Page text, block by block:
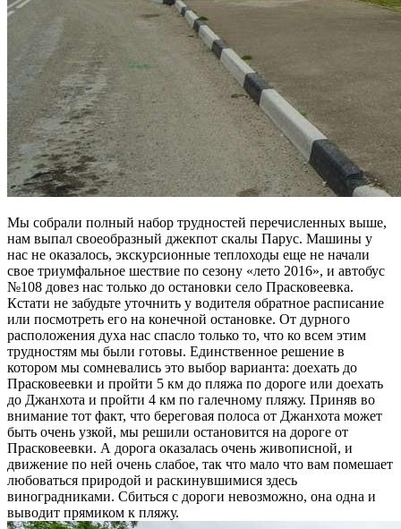
Мы собрали полный набор трудностей перечисленных выше,
нам выпал своеобразный джекпот скалы Парус. Машины у
нас не оказалось, экскурсионные теплоходы еще не начали
свое триумфальное шествие по сезону «лето 2016», и автобус
№108 довез нас только до остановки село Прасковеевка.
Кстати не забудьте уточнить у водителя обратное расписание
или посмотреть его на конечной остановке. От дурного
расположения духа нас спасло только то, что ко всем этим
трудностям мы были готовы. Единственное решение в
котором мы сомневались это выбор варианта: доехать до
Прасковеевки и пройти 5 км до пляжа по дороге или доехать
до Джанхота и пройти 4 км по галечному пляжу. Приняв во
внимание тот факт, что береговая полоса от Джанхота может
быть очень узкой, мы решили остановится на дороге от
Прасковеевки. А дорога оказалась очень живописной, и
движение по ней очень слабое, так что мало что вам помешает
любоваться природой и раскинувшимися здесь
виноградниками. Сбиться с дороги невозможно, она одна и
выводит прямиком к пляжу.